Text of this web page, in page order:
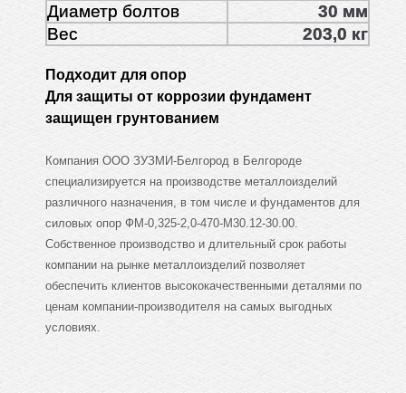
Диаметр болтов
30 мм
Вес
203,0 кг
Подходит для опор
Для защиты от коррозии фундамент
защищен грунтованием
Компания ООО ЗУЗМИ-Белгород в Белгороде
специализируется на производстве металлоизделий
различного назначения, в том числе и фундаментов для
силовых опор ФМ-0,325-2,0-470-М30.12-30.00.
Собственное производство и длительный срок работы
компании на рынке металлоизделий позволяет
обеспечить клиентов высококачественными деталями по
ценам компании-производителя на самых выгодных
условиях.